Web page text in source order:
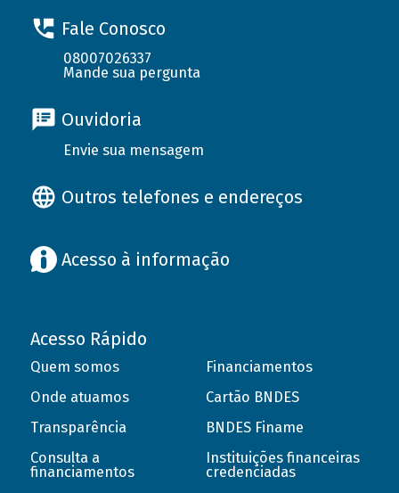
Fale Conosco
08007026337
Mande sua pergunta
Ouvidoria
Envie sua mensagem
Outros telefones e endereços
Acesso à informação
Acesso Rápido
Quem somos
Onde atuamos
Transparência
Consulta a
financiamentos
Financiamentos
Cartão BNDES
BNDES Finame
Instituições financeiras
credenciadas